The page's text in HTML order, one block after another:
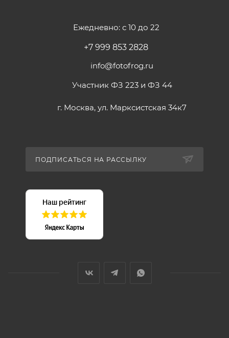
Ежедневно: с 10 до 22
+7 999 853 2828
info@fotofrog.ru
Участник ФЗ 223 и ФЗ 44
г. Москва, ул. Марксистская 34к7
ПОДПИСАТЬСЯ НА РАССЫЛКУ